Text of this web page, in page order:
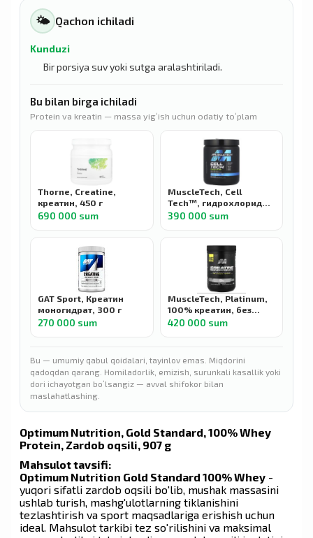
🌤 Qachon ichiladi
Kunduzi
Bir porsiya suv yoki sutga aralashtiriladi.
Bu bilan birga ichiladi
Protein va kreatin — massa yigʻish uchun odatiy toʻplam
Thorne, Creatine,
креатин, 450 г
690 000 sum
MuscleTech, Cell
Tech™, гидрохлорид
креатина+, с
390 000 sum
GAT Sport, Креатин
моногидрат, 300 г
270 000 sum
MuscleTech, Platinum,
100% креатин, без
вкус, 400 г
420 000 sum
Bu — umumiy qabul qoidalari, tayinlov emas. Miqdorini
qadoqdan qarang. Homiladorlik, emizish, surunkali kasallik yoki
dori ichayotgan boʻlsangiz — avval shifokor bilan
maslahatlashing.
Optimum Nutrition, Gold Standard, 100% Whey
Protein, Zardob oqsili, 907 g
Mahsulot tavsifi:
Optimum Nutrition Gold Standard 100% Whey -
yuqori sifatli zardob oqsili bo'lib, mushak massasini
ushlab turish, mashg'ulotlarning tiklanishini
tezlashtirish va sport maqsadlariga erishish uchun
ideal. Mahsulot tarkibi tez so'rilishini va maksimal